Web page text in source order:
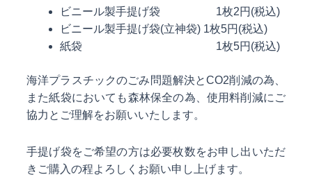
ビニール製手提げ袋 1枚2円(税込)
ビニール製手提げ袋(立神袋) 1枚5円(税込)
紙袋 1枚5円(税込)
海洋プラスチックのごみ問題解決とCO2削減の為、
また紙袋においても森林保全の為、使用料削減にご
協力とご理解をお願いいたします。
手提げ袋をご希望の方は必要枚数をお申し出いただ
きご購入の程よろしくお願い申し上げます。